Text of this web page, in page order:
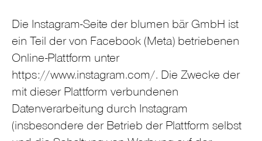
Die Instagram-Seite der blumen bär GmbH ist
ein Teil der von Facebook (Meta) betriebenen
Online-Plattform unter
https://www.instagram.com/. Die Zwecke der
mit dieser Plattform verbundenen
Datenverarbeitung durch Instagram
(insbesondere der Betrieb der Plattform selbst